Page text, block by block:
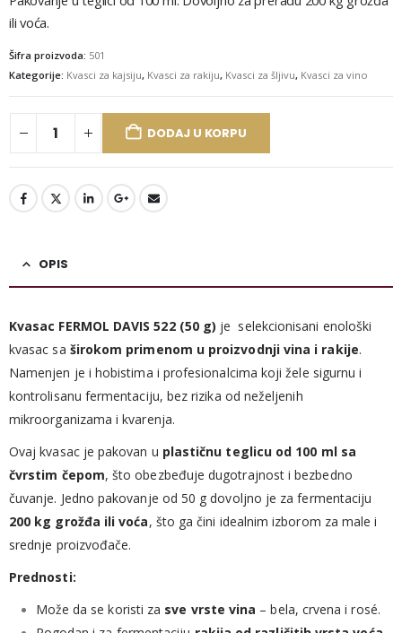
ili voća.
Šifra proizvoda: 501
Kategorije: Kvasci za kajsiju, Kvasci za rakiju, Kvasci za šljivu, Kvasci za vino
DODAJ U KORPU
OPIS
Kvasac FERMOL DAVIS 522 (50 g) je selekcionisani enološki
kvasac sa širokom primenom u proizvodnji vina i rakije.
Namenjen je i hobistima i profesionalcima koji žele sigurnu i
kontrolisanu fermentaciju, bez rizika od neželjenih
mikroorganizama i kvarenja.
Ovaj kvasac je pakovan u plastičnu teglicu od 100 ml sa
čvrstim čepom, što obezbeđuje dugotrajnost i bezbedno
čuvanje. Jedno pakovanje od 50 g dovoljno je za fermentaciju
200 kg grožđa ili voća, što ga čini idealnim izborom za male i
srednje proizvođače.
Prednosti:
Može da se koristi za sve vrste vina – bela, crvena i rosé.